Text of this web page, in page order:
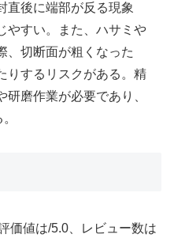
直後に端部が反る現象
やすい。また、ハサミや
、切断面が粗くなった
りするリスクがある。精
磨作業が必要であり、
価値は/5.0、レビュー数は